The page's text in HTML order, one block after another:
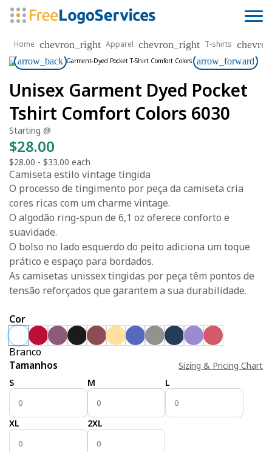
Home chevron_right Apparel chevron_right T-shirts
arrow_back arrow_forward
Unisex Garment Dyed Pocket
Tshirt Comfort Colors 6030
Starting @
$28.00
$28.00 - $33.00 each
Camiseta estilo vintage tingida
O processo de tingimento por peça da camiseta cria
cores ricas com um charme vintage.
O algodão ring-spun de 6,1 oz oferece conforto e
suavidade.
O bolso no lado esquerdo do peito adiciona um toque
prático e espaço para bordados.
As camisetas unissex tingidas por peça têm pontos de
tensão reforçados que garantem a sua durabilidade.
Cor
Branco
Tamanhos
Sizing & Pricing Chart
S
M L
XL 2XL